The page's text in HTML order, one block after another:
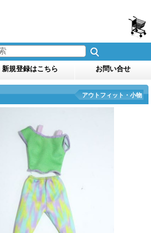
新規登録はこちら お問い合せ
アウトフィット・小物